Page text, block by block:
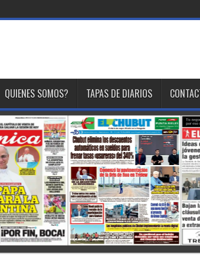
QUIENES SOMOS? TAPAS DE DIARIOS